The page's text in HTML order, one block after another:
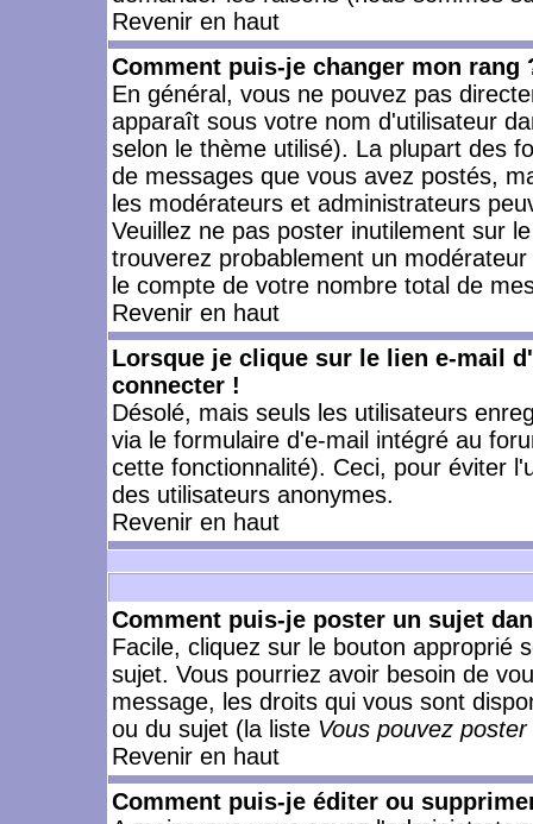
Revenir en haut
Comment puis-je changer mon rang
En général, vous ne pouvez pas
apparaît sous votre nom d'utilisateur
selon le thème utilisé). La plupart des
de messages que vous avez postés,
les modérateurs et administrateurs
Veuillez ne pas poster inutilement sur
trouverez probablement un
le compte de votre nombre total de
Revenir en haut
Lorsque je clique sur le lien e-mail
connecter !
Désolé, mais seuls les utilisateurs
via le formulaire d'e-mail intégré au
cette fonctionnalité). Ceci, pour éviter
des utilisateurs anonymes.
Revenir en haut
Comment puis-je poster un sujet
Facile, cliquez sur le bouton approprié
sujet. Vous pourriez avoir besoin de
message, les droits qui vous sont
ou du sujet (la liste Vous pouvez
Revenir en haut
Comment puis-je éditer ou